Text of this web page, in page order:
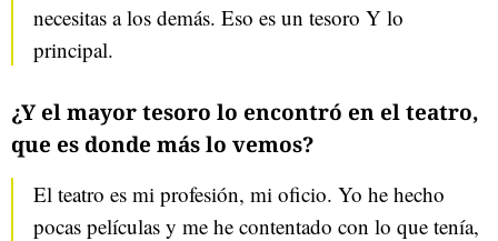
necesitas a los demás. Eso es un tesoro Y lo
principal.
¿Y el mayor tesoro lo encontró en el teatro,
que es donde más lo vemos?
El teatro es mi profesión, mi oficio. Yo he hecho
pocas películas y me he contentado con lo que tenía,